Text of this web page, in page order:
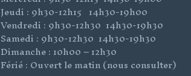
Jeudi : 9h30-12h15 14h30-19h00
Vendredi : 9h30-12h30 14h30-19h30
Samedi : 9h30-12h30 14h30-19h30
Dimanche : 10h00 – 12h30
Férié : Ouvert le matin (nous consulter)